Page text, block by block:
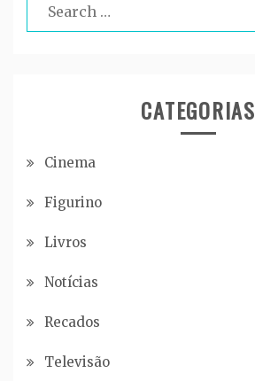
for:
CATEGORIAS
Cinema
Figurino
Livros
Notícias
Recados
Televisão